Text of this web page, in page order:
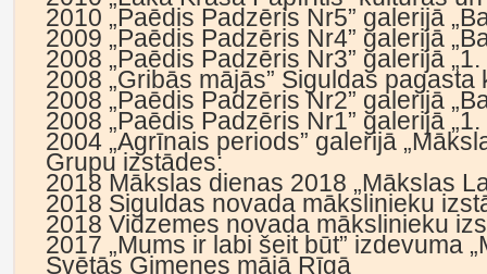
2010 „Paēdis Padzēris Nr5” galerijā
2009 „Paēdis Padzēris Nr4” galerijā
2008 „Paēdis Padzēris Nr3” galerijā „1.
2008 „Gribās mājās” Siguldas pagasta
2008 „Paēdis Padzēris Nr2” galerijā
2008 „Paēdis Padzēris Nr1” galerijā „1.
2004 „Agrīnais periods” galerijā
Grupu izstādes:
2018 Mākslas dienas 2018 „Mākslas
2018 Siguldas novada mākslinieku
2018 Vidzemes novada mākslinieku
2017 „Mums ir labi šeit būt” izdevuma
Svētās Ģimenes mājā Rīgā